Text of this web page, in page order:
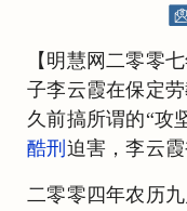
【明慧网二零零
子李云霞在保定
久前搞所谓的“攻
酷刑 迫害，李云霞
二零零四年农历